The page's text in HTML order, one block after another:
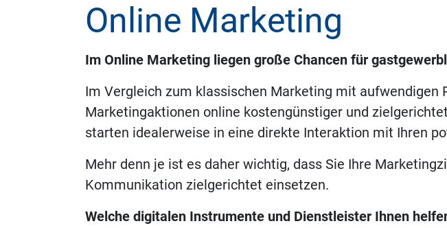
Online Marketing
Im Online Marketing liegen große Chancen für
Im Vergleich zum klassischen Marketing mit aufwendigen
Marketingaktionen online kostengünstiger und
starten idealerweise in eine direkte Interaktion mit Ihren
Mehr denn je ist es daher wichtig, dass Sie Ihre
Kommunikation zielgerichtet einsetzen.
Welche digitalen Instrumente und Dienstleister Ihnen